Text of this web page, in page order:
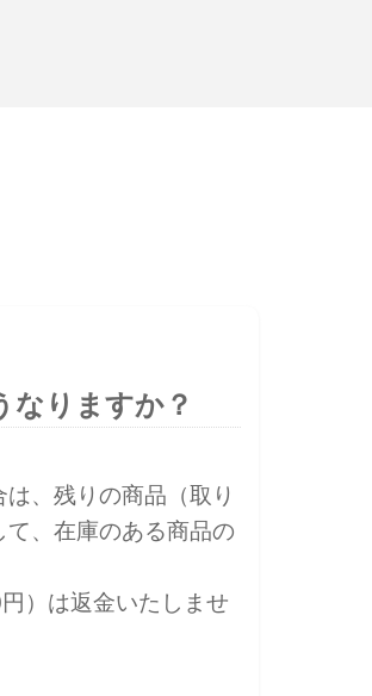
なりますか？
、残りの商品（取り
、在庫のある商品の
）は返金いたしませ